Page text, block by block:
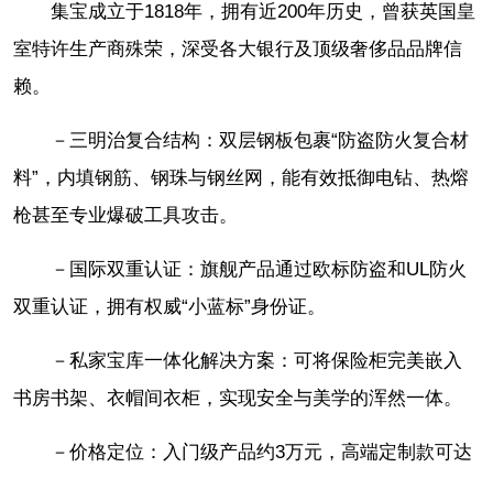
集宝成立于1818年，拥有近200年历史，曾获英国皇
室特许生产商殊荣，深受各大银行及顶级奢侈品品牌信
赖。
－三明治复合结构：双层钢板包裹“防盗防火复合材
料”，内填钢筋、钢珠与钢丝网，能有效抵御电钻、热熔
枪甚至专业爆破工具攻击。
－国际双重认证：旗舰产品通过欧标防盗和UL防火
双重认证，拥有权威“小蓝标”身份证。
－私家宝库一体化解决方案：可将保险柜完美嵌入
书房书架、衣帽间衣柜，实现安全与美学的浑然一体。
－价格定位：入门级产品约3万元，高端定制款可达